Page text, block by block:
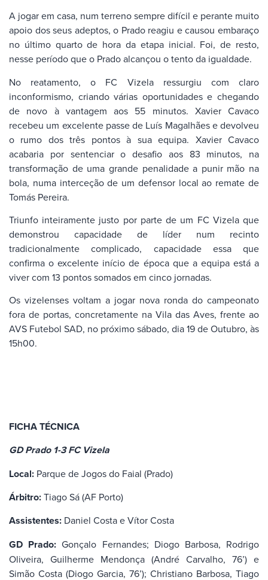
A jogar em casa, num terreno sempre difícil e perante muito
apoio dos seus adeptos, o Prado reagiu e causou embaraço
no último quarto de hora da etapa inicial. Foi, de resto,
nesse período que o Prado alcançou o tento da igualdade.
No reatamento, o FC Vizela ressurgiu com claro
inconformismo, criando várias oportunidades e chegando
de novo à vantagem aos 55 minutos. Xavier Cavaco
recebeu um excelente passe de Luís Magalhães e devolveu
o rumo dos três pontos à sua equipa. Xavier Cavaco
acabaria por sentenciar o desafio aos 83 minutos, na
transformação de uma grande penalidade a punir mão na
bola, numa interceção de um defensor local ao remate de
Tomás Pereira.
Triunfo inteiramente justo por parte de um FC Vizela que
demonstrou capacidade de líder num recinto
tradicionalmente complicado, capacidade essa que
confirma o excelente início de época que a equipa está a
viver com 13 pontos somados em cinco jornadas.
Os vizelenses voltam a jogar nova ronda do campeonato
fora de portas, concretamente na Vila das Aves, frente ao
AVS Futebol SAD, no próximo sábado, dia 19 de Outubro, às
15h00.
FICHA TÉCNICA
GD Prado 1-3 FC Vizela
Local: Parque de Jogos do Faial (Prado)
Árbitro:Tiago Sá (AF Porto)
Assistentes: Daniel Costa e Vítor Costa
GD Prado: Gonçalo Fernandes; Diogo Barbosa, Rodrigo
Oliveira, Guilherme Mendonça (André Carvalho, 76’) e
Simão Costa (Diogo Garcia, 76’); Christiano Barbosa, Tiago